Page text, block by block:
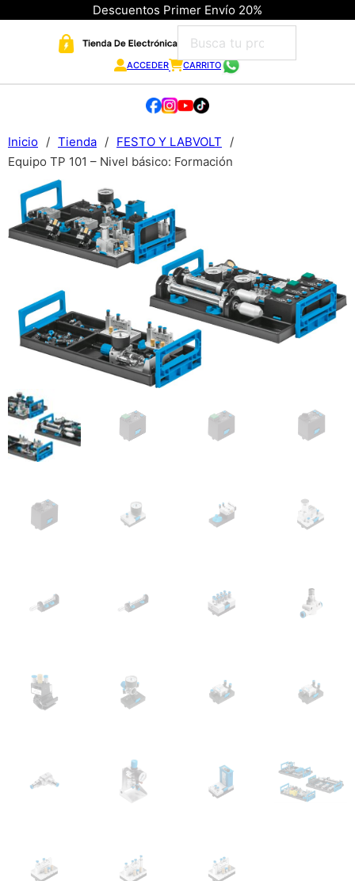
Descuentos Primer Envío 20%
ACCEDER CARRITO
Inicio / Tienda / FESTO Y LABVOLT
/
Equipo TP 101 – Nivel básico: Formación